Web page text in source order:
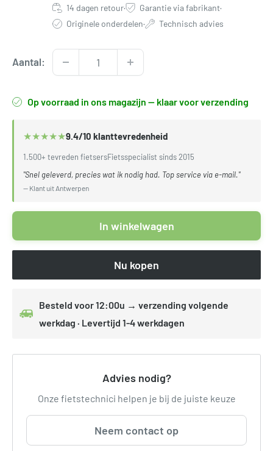
14 dagen retour· Garantie via fabrikant·
Originele onderdelen· Technisch advies
Aantal:
Op voorraad in ons magazijn — klaar voor verzending
★★★★★9.4/10 klanttevredenheid
1.500+ tevreden fietsersFietsspecialist sinds 2015
"Snel geleverd, precies wat ik nodig had. Top service via e-mail."
— Klant uit Antwerpen
In winkelwagen
Nu kopen
Besteld voor 12:00u → verzending volgende
werkdag · Levertijd 1-4 werkdagen
Advies nodig?
Onze fietstechnici helpen je bij de juiste keuze
Neem contact op